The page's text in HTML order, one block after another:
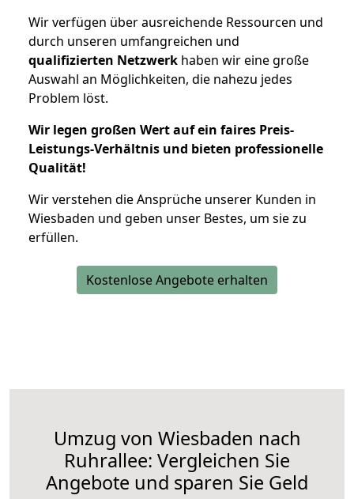
Wir verfügen über ausreichende Ressourcen und
durch unseren umfangreichen und
qualifizierten Netzwerk haben wir eine große
Auswahl an Möglichkeiten, die nahezu jedes
Problem löst.
Wir legen großen Wert auf ein faires Preis-
Leistungs-Verhältnis und bieten professionelle
Qualität!
Wir verstehen die Ansprüche unserer Kunden in
Wiesbaden und geben unser Bestes, um sie zu
erfüllen.
Kostenlose Angebote erhalten
Umzug von Wiesbaden nach
Ruhrallee: Vergleichen Sie
Angebote und sparen Sie Geld